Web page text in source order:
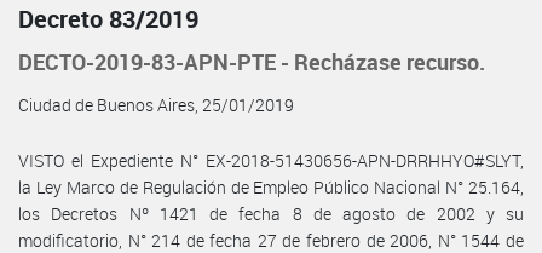
Decreto 83/2019
DECTO-2019-83-APN-PTE - Recházase recurso.
Ciudad de Buenos Aires, 25/01/2019
VISTO el Expediente N° EX-2018-51430656-APN-DRRHHYO#SLYT,
la Ley Marco de Regulación de Empleo Público Nacional N° 25.164,
los Decretos Nº 1421 de fecha 8 de agosto de 2002 y su
modificatorio, N° 214 de fecha 27 de febrero de 2006, N° 1544 de